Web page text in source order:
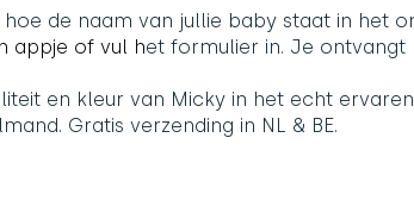
hoe de naam van jullie baby staat in het
appje of vul het formulier in. Je ontvangt
en kleur van Micky in het echt
Gratis verzending in NL & BE.